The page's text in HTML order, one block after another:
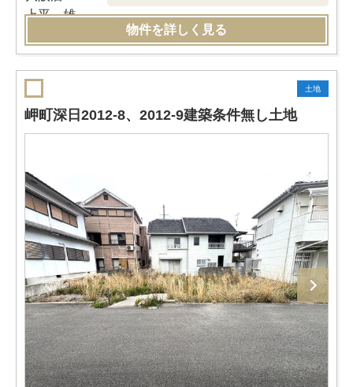
物件を詳しく見る
土地
岬町深日2012-8、2012-9建築条件無し土地